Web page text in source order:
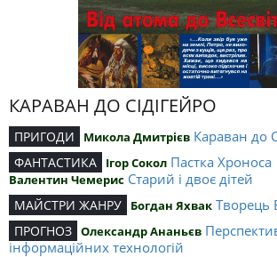
КАРАВАН ДО СІДІГЕЙРО
ПРИГОДИ Микола Дмитрієв Караван до
ФАНТАСТИКА Ігор Сокол Пастка Хроноса
Валентин Чемерис Старий і двоє дітей
МАЙСТРИ ЖАНРУ Богдан Яхвак Творець
ПРОГНОЗ Олександр Ананьєв
інформаційних технологій